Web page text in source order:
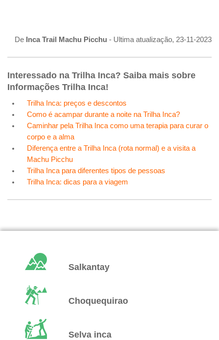
De Inca Trail Machu Picchu - Ultima atualização, 23-11-2023
Interessado na Trilha Inca? Saiba mais sobre
Informações Trilha Inca!
Trilha Inca: preços e descontos
Como é acampar durante a noite na Trilha Inca?
Caminhar pela Trilha Inca como uma terapia para curar o
corpo e a alma
Diferença entre a Trilha Inca (rota normal) e a visita a
Machu Picchu
Trilha Inca para diferentes tipos de pessoas
Trilha Inca: dicas para a viagem
Salkantay
Choquequirao
Selva inca